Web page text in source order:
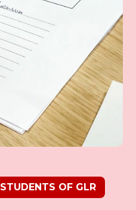
STUDENTS OF GLR